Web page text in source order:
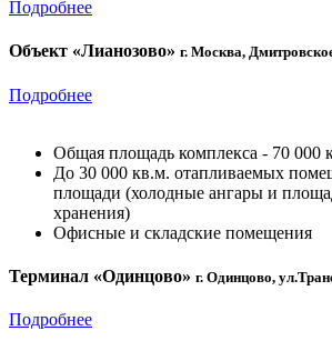
Подробнее
Объект «Лианозово» г. Москва,
Подробнее
Общая площадь комплекса - 70 000
До 30 000 кв.м. отапливаемых
площади (холодные ангары и
хранения)
Офисные и складские помещения
Терминал «Одинцово» г. Одинцово,
Подробнее